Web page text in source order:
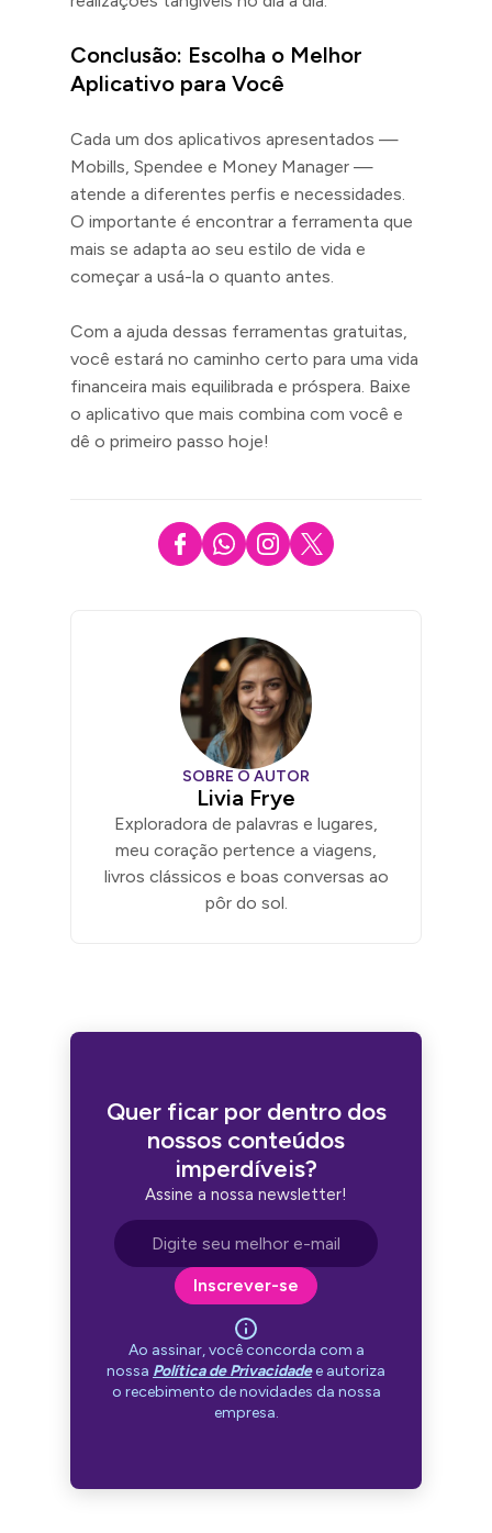
Conclusão: Escolha o Melhor
Aplicativo para Você
Cada um dos aplicativos apresentados —
Mobills, Spendee e Money Manager —
atende a diferentes perfis e necessidades.
O importante é encontrar a ferramenta que
mais se adapta ao seu estilo de vida e
começar a usá-la o quanto antes.
Com a ajuda dessas ferramentas gratuitas,
você estará no caminho certo para uma vida
financeira mais equilibrada e próspera. Baixe
o aplicativo que mais combina com você e
dê o primeiro passo hoje!
SOBRE O AUTOR
Livia Frye
Exploradora de palavras e lugares,
meu coração pertence a viagens,
livros clássicos e boas conversas ao
pôr do sol.
Quer ficar por dentro dos
nossos conteúdos
imperdíveis?
Assine a nossa newsletter!
Endereço de e-mail
Inscrever-se
Ao assinar, você concorda com a
nossa Política de Privacidadee autoriza
o recebimento de novidades da nossa
empresa.